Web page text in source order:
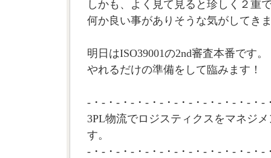
しかも、よく見て見ると珍しく２重
何か良い事がありそうな気がしてき
明日はISO39001の2nd審査本番です。
やれるだけの準備をして臨みます！
-・-・-・-・-・-・-・-・-・-・-・-・-
3PL物流でロジスティクスをマネジ
す。
-・-・-・-・-・-・-・-・-・-・-・-・-